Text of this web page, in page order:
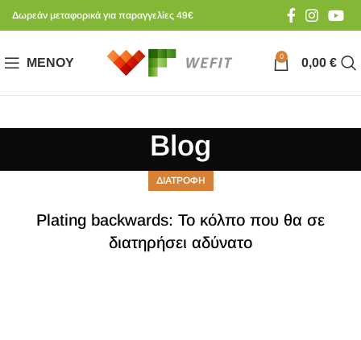
Δωρεάν μεταφορικά για παραγγελίες 49€
ΜΕΝΟΎ 0 0,00 €
Blog
ΔΙΑΤΡΟΦΗ
Plating backwards: Το κόλπο που θα σε
διατηρήσει αδύνατο